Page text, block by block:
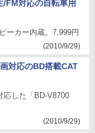
/FM対応の自転車用
ーカー内蔵。7,999円
(2010/9/29)
対応のBD搭載CAT
応した「BD-V8700
(2010/9/29)